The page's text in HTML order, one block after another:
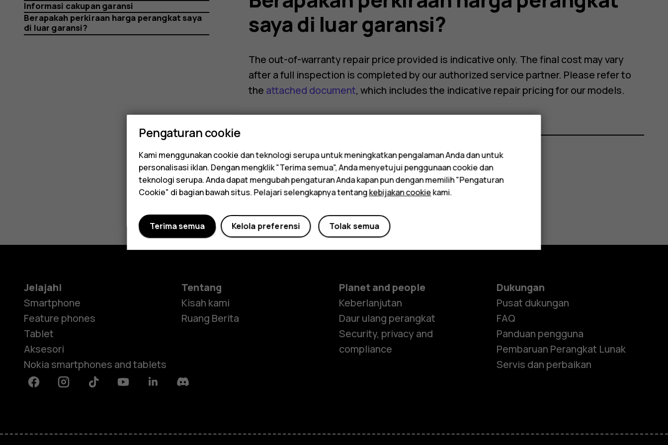
price
Informasi cakupan garansi
Berapakah perkiraan harga perangkat saya
di luar garansi?
saya di luar garansi?
The out-of-warranty repair price provided is indicative only. The final cost may vary
after a full inspection is completed by our authorized service partner. Please refer to
the attached document, which includes the indicative repair pricing for our models.
Apakah ini membantu?
Jelajahi
Smartphone
Feature phones
Tablet
Aksesori
Nokia smartphones and tablets
Tentang
Kisah kami
Ruang Berita
Planet and people
Keberlanjutan
Daur ulang perangkat
Security, privacy and
compliance
Dukungan
Pusat dukungan
FAQ
Panduan pengguna
Pembaruan Perangkat Lunak
Servis dan perbaikan
FacebookInstagramTiktok YoutubeLinkedinDiscord
Pengaturan cookie
Kami menggunakan cookie dan teknologi serupa untuk meningkatkan pengalaman Anda dan untuk
personalisasi iklan. Dengan mengklik "Terima semua", Anda menyetujui penggunaan cookie dan
teknologi serupa. Anda dapat mengubah pengaturan Anda kapan pun dengan memilih "Pengaturan
Cookie" di bagian bawah situs. Pelajari selengkapnya tentangkebijakan cookiekami.
Tolak semua
Kelola preferensi
Terima semua